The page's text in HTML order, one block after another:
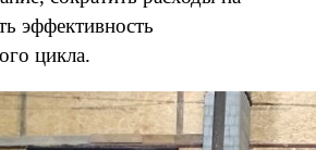
эффективность
цикла.